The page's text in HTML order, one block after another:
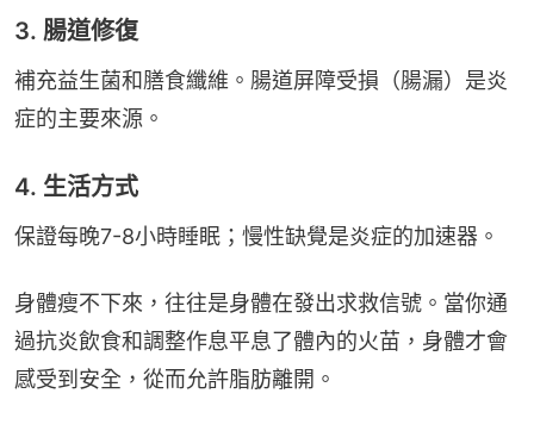
3. 腸道修復
補充益生菌和膳食纖維。腸道屏障受損（腸漏）是炎
症的主要來源。
4. 生活方式
保證每晚7-8小時睡眠；慢性缺覺是炎症的加速器。
身體瘦不下來，往往是身體在發出求救信號。當你通
過抗炎飲食和調整作息平息了體內的火苗，身體才會
感受到安全，從而允許脂肪離開。